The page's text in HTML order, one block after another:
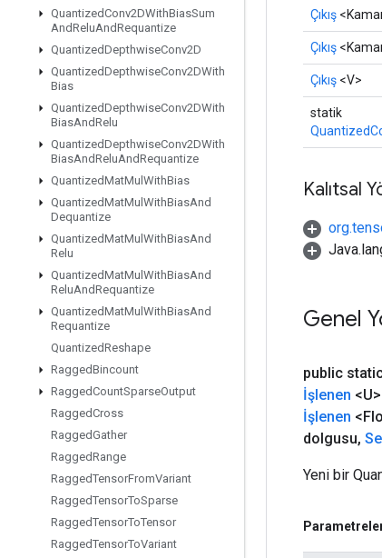
QuantizedConv2DWithBiasSum
AndReluAndRequantize
QuantizedDepthwiseConv2D
QuantizedDepthwiseConv2DWith
Bias
QuantizedDepthwiseConv2DWith
BiasAndRelu
QuantizedDepthwiseConv2DWith
BiasAndReluAndRequantize
QuantizedMatMul WithBias
QuantizedMatMul WithBiasAnd
Dequantize
QuantizedMatMul WithBiasAnd
Relu
QuantizedMatMul WithBiasAnd
ReluAndRequantize
QuantizedMatMul WithBiasAnd
Requantize
QuantizedReshape
RaggedBincount
RaggedCountSparseOutput
RaggedCross
RaggedGather
RaggedRange
RaggedTensorFromVariant
RaggedTensorToSparse
RaggedTensorToTensor
RaggedTensorToVariant
Çıkış
Çıkış
Çıkış <V>
statik
Kalıtsal
Genel
public
İşlenen
İşlenen
dolgusu,
Yeni bir